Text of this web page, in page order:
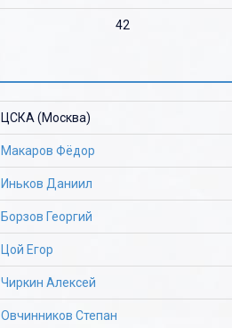
42
ЦСКА (Москва)
Макаров Фёдор
Иньков Даниил
Борзов Георгий
Цой Егор
Чиркин Алексей
Овчинников Степан